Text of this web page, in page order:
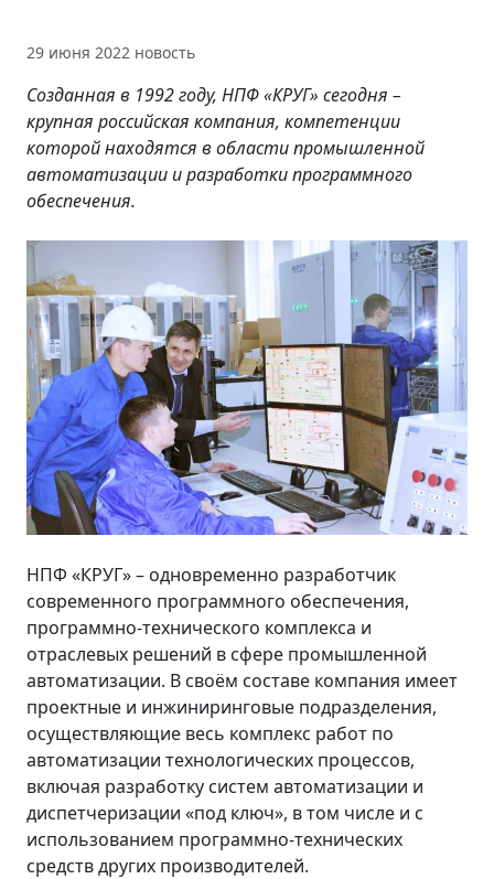
29 июня 2022 новость
Созданная в 1992 году, НПФ «КРУГ» сегодня –
крупная российская компания, компетенции
которой находятся в области промышленной
автоматизации и разработки программного
обеспечения.
НПФ «КРУГ» – одновременно разработчик
современного программного обеспечения,
программно-технического комплекса и
отраслевых решений в сфере промышленной
автоматизации. В своём составе компания имеет
проектные и инжиниринговые подразделения,
осуществляющие весь комплекс работ по
автоматизации технологических процессов,
включая разработку систем автоматизации и
диспетчеризации «под ключ», в том числе и с
использованием программно-технических
средств других производителей.